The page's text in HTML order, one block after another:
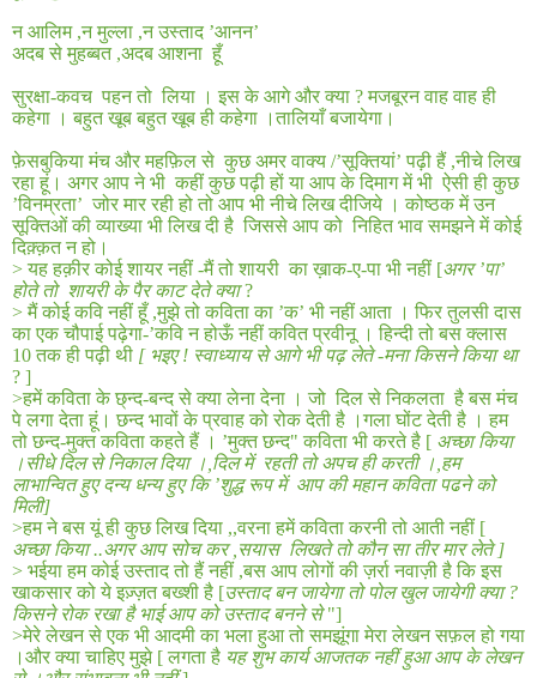
न आलिम,न मुल्ला ,न उस्ताद ’आनन’
अदब से मुहब्बत,अदब आशना हूँ
सुरक्षा-कवच पहन तो लिया । इस के आगे और क्या ?मजबूरन वाह वाह ही
कहेगा । बहुत खूब बहुत खूब ही कहेगा ।तालियाँ बजायेगा।
फ़ेसबुकिया मंच और महफ़िल से कुछ अमर वाक्य /’सूक्तियां’ पढ़ी हैं ,नीचे लिख
रहा हूं। अगर आप ने भी कहीं कुछ पढ़ी हों या आप के दिमाग में भी ऐसी ही कुछ
’विनम्रता’ जोर मार रही हो तो आप भी नीचे लिख दीजिये । कोष्ठक में उन
सूक्तिओं की व्याख्या भी लिख दी है जिससे आप को निहित भाव समझने में कोई
दिक़्क़त न हो।
>यह हक़ीर कोई शायर नहीं -मैं तो शायरी का ख़ाक-ए-पा भी नहीं [अगर ’पा’
होते तो शायरी के पैर काट देते क्या?
>मैं कोई कवि नहीं हूँ ,मुझे तो कविता का ’क’ भी नहीं आता । फिर तुलसी दास
का एक चौपाई पढ़ेगा-’कवि न होऊँ नहीं कवित प्रवीनू । हिन्दी तो बस क्लास
10तक ही पढ़ी थी [ भइए ! स्वाध्याय से आगे भी पढ़ लेते -मना किसने किया था
? ]
>हमें कविता के छ्न्द-बन्द से क्या लेना देना । जो दिल से निकलता है बस मंच
पे लगा देता हूं। छन्द भावों के प्रवाह को रोक देती है ।गला घोंट देती है । हम
तो छन्द-मुक्त कविता कहते हैं । ’मुक्त छन्द" कविता भी करते है [ अच्छा किया
।सीधे दिल से निकाल दिया । दिल में रहती तो अपच ही करती । हम
लाभान्वित हुए दन्य धन्य हुए कि ’शुद्ध रूप में आप की महान कविता पढने को
मिली]
>हम ने बस यूं ही कुछ लिख दिया ,,वरना हमें कविता करनी तो आती नहीं [
अच्छा किया..अगर आप सोच कर सयास लिखते तो कौन सा तीर मार लेते ]
> भईया हम कोई उस्ताद तो हैं नहीं ,बस आप लोगों की ज़र्रा नवाज़ी है कि इस
खाकसार को ये इज़्ज़त बख्शी है [उस्ताद बन जायेगा तो पोल खुल जायेगी क्या?
किसने रोक रखा है भाई आप को उस्ताद बनने से"]
>मेरे लेखन से एक भी आदमी का भला हुआ तो समझूंगा मेरा लेखन सफ़ल हो गया
।और क्या चाहिए मुझे [लगता है यह शुभ कार्य आजतक नहीं हुआ आप के लेखन